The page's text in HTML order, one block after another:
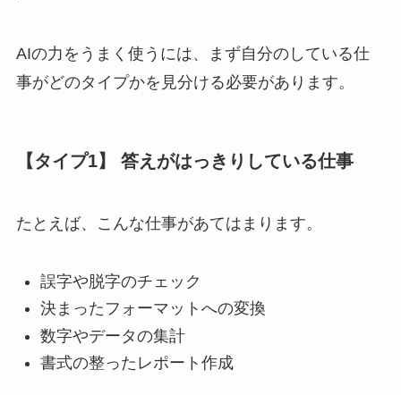
AIの力をうまく使うには、まず自分のしている仕
事がどのタイプかを見分ける必要があります。
【タイプ1】 答えがはっきりしている仕事
たとえば、こんな仕事があてはまります。
誤字や脱字のチェック
決まったフォーマットへの変換
数字やデータの集計
書式の整ったレポート作成